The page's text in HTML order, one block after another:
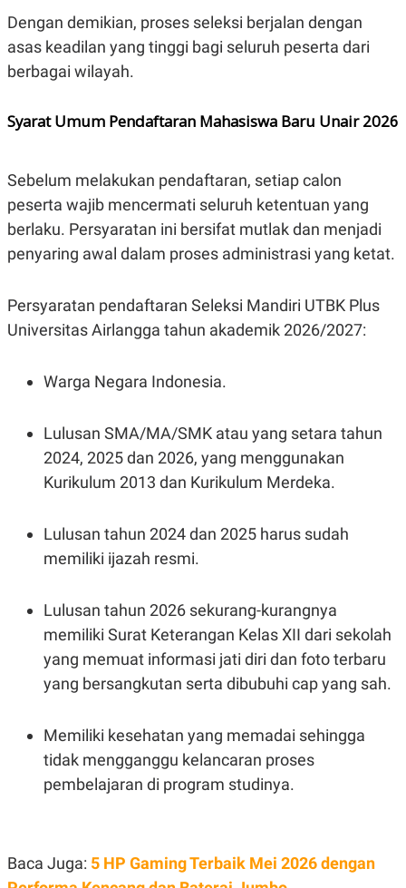
E
D
I
A
D
SITEMAPPROFILETERM
USE
PEDOMAN
PEMBERITAAN
SIBER
POLICY
Dengan demikian, proses seleksi berjalan dengan
asas keadilan yang tinggi bagi seluruh peserta dari
berbagai wilayah.
Syarat Umum Pendaftaran Mahasiswa Baru Unair 2026
Sebelum melakukan pendaftaran, setiap calon
peserta wajib mencermati seluruh ketentuan yang
berlaku. Persyaratan ini bersifat mutlak dan menjadi
penyaring awal dalam proses administrasi yang ketat.
Persyaratan pendaftaran Seleksi Mandiri UTBK Plus
Universitas Airlangga tahun akademik 2026/2027:
Warga Negara Indonesia.
Lulusan SMA/MA/SMK atau yang setara tahun
2024, 2025 dan 2026, yang menggunakan
Kurikulum 2013 dan Kurikulum Merdeka.
Lulusan tahun 2024 dan 2025 harus sudah
memiliki ijazah resmi.
Lulusan tahun 2026 sekurang-kurangnya
memiliki Surat Keterangan Kelas XII dari sekolah
yang memuat informasi jati diri dan foto terbaru
yang bersangkutan serta dibubuhi cap yang sah.
Memiliki kesehatan yang memadai sehingga
tidak mengganggu kelancaran proses
pembelajaran di program studinya.
Baca Juga: 5 HP Gaming Terbaik Mei 2026 dengan